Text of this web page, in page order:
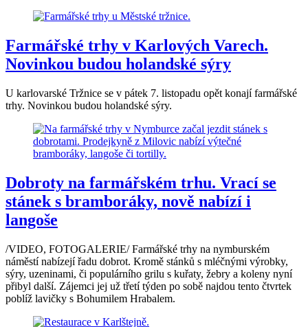
Farmářské trhy v Karlových Varech.
Novinkou budou holandské sýry
U karlovarské Tržnice se v pátek 7. listopadu opět konají farmářské
trhy. Novinkou budou holandské sýry.
Dobroty na farmářském trhu. Vrací se
stánek s bramboráky, nově nabízí i
langoše
/VIDEO, FOTOGALERIE/ Farmářské trhy na nymburském
náměstí nabízejí řadu dobrot. Kromě stánků s mléčnými výrobky,
sýry, uzeninami, či populárního grilu s kuřaty, žebry a koleny nyní
přibyl další. Zájemci jej už třetí týden po sobě najdou tento čtvrtek
poblíž lavičky s Bohumilem Hrabalem.